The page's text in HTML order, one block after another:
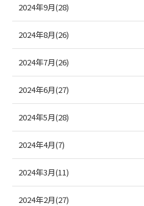
2024年9月(28)
2024年8月(26)
2024年7月(26)
2024年6月(27)
2024年5月(28)
2024年4月(7)
2024年3月(11)
2024年2月(27)